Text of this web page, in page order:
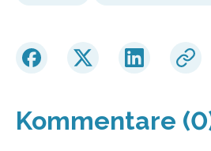
Kommentare